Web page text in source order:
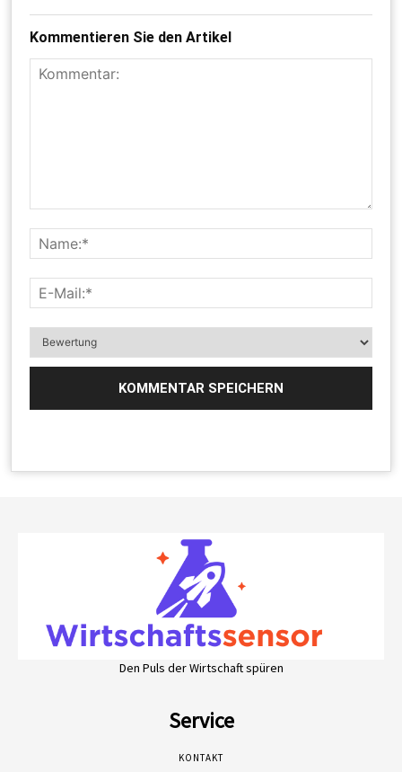
Kommentieren Sie den Artikel
Den Puls der Wirtschaft spüren
Service
KONTAKT